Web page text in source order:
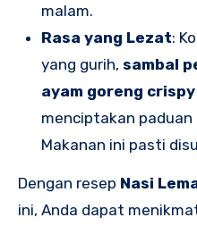
malam.
Rasa yang Lezat:
yang gurih, sambal
ayam goreng crispy
menciptakan paduan
Makanan ini pasti
Dengan resep Nasi
ini, Anda dapat